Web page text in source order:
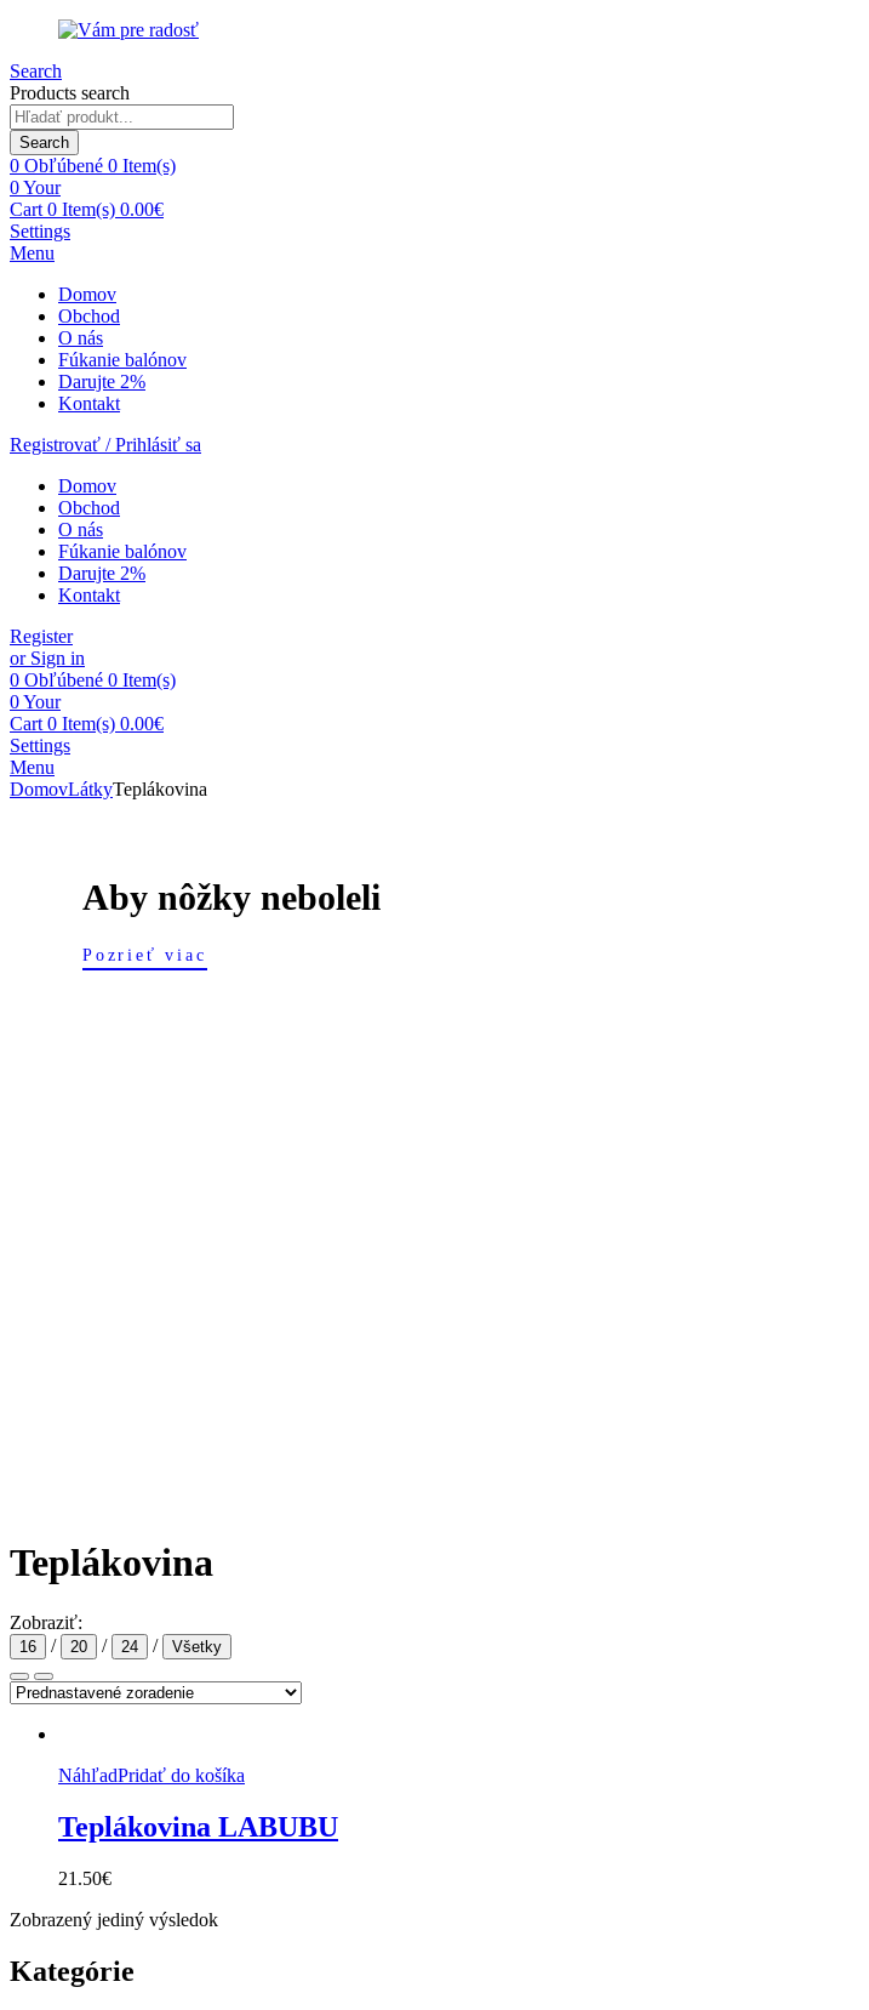
Search
Products search
Search
0 Obľúbené 0 Item(s)
0Your
Cart 0 Item(s) 0.00€
Settings
Menu
Domov
Obchod
O nás
Fúkanie balónov
Darujte 2%
Kontakt
Registrovať / Prihlásiť sa
Domov
Obchod
O nás
Fúkanie balónov
Darujte 2%
Kontakt
Register
or Sign in
0 Obľúbené 0 Item(s)
0Your
Cart 0 Item(s) 0.00€
Settings
Menu
DomovLátkyTeplákovina
Aby nôžky neboleli
Pozrieť viac
Teplákovina
Zobraziť:
16 / 20 / 24 / Všetky
NáhľadPridať do košíka
Teplákovina LABUBU
21.50€
Zobrazený jediný výsledok
Kategórie